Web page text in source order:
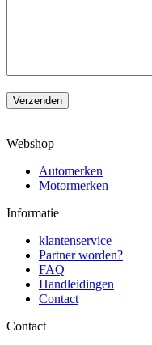
Verzenden
Webshop
Automerken
Motormerken
Informatie
klantenservice
Partner worden?
FAQ
Handleidingen
Contact
Contact